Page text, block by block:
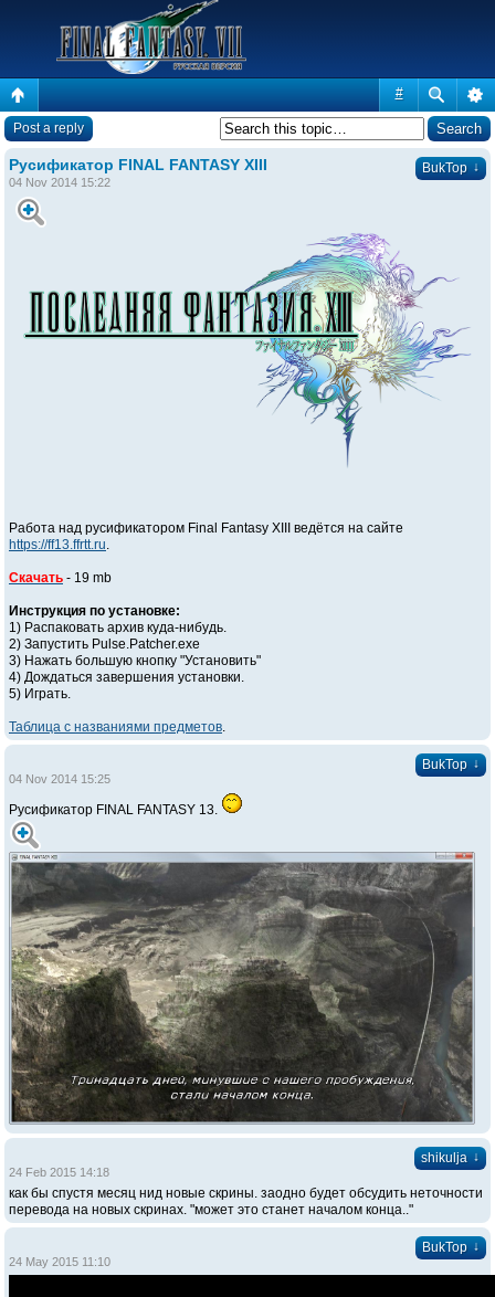
#
Post a reply
BukTop ↓
Русификатор FINAL FANTASY XIII
04 Nov 2014 15:22
Работа над русификатором Final Fantasy XIII ведётся на сайте
https://ff13.ffrtt.ru.
Скачать - 19 mb
Инструкция по установке:
1) Распаковать архив куда-нибудь.
2) Запустить Pulse.Patcher.exe
3) Нажать большую кнопку "Установить"
4) Дождаться завершения установки.
5) Играть.
Таблица с названиями предметов.
BukTop ↓
04 Nov 2014 15:25
Русификатор FINAL FANTASY 13.
shikulja ↓
24 Feb 2015 14:18
как бы спустя месяц нид новые скрины. заодно будет обсудить неточности
перевода на новых скринах. "может это станет началом конца.."
BukTop ↓
24 May 2015 11:10